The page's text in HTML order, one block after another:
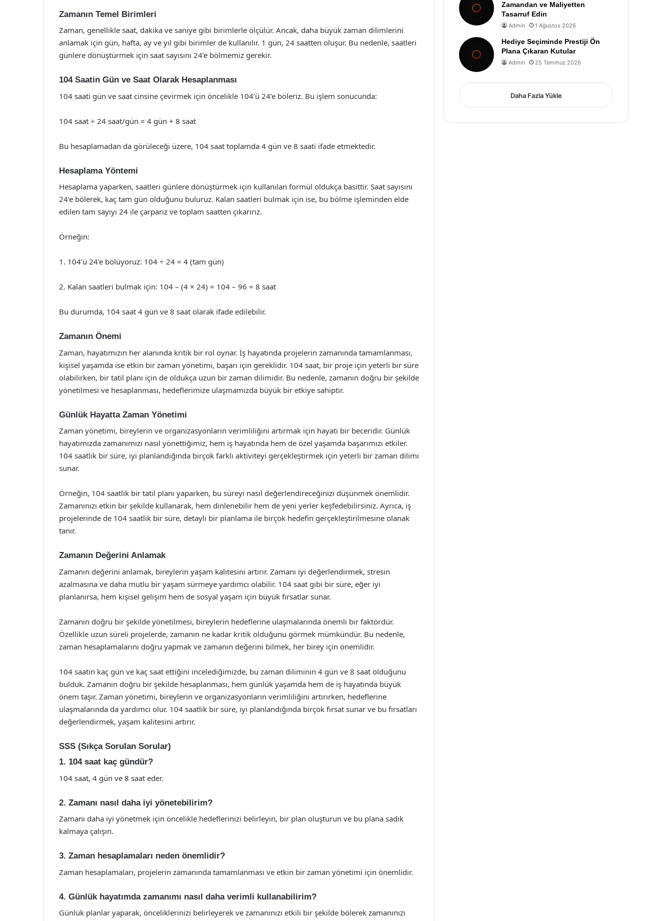
Zamanın Temel Birimleri
Zaman, genellikle saat, dakika ve saniye gibi birimlerle ölçülür. Ancak, daha büyük zaman dilimlerini
anlamak için gün, hafta, ay ve yıl gibi birimler de kullanılır. 1 gün, 24 saatten oluşur. Bu nedenle, saatleri
günlere dönüştürmek için saat sayısını 24’e bölmemiz gerekir.
104 Saatin Gün ve Saat Olarak Hesaplanması
104 saati gün ve saat cinsine çevirmek için öncelikle 104’ü 24’e böleriz. Bu işlem sonucunda:
104 saat ÷ 24 saat/gün = 4 gün + 8 saat
Bu hesaplamadan da görüleceği üzere, 104 saat toplamda 4 gün ve 8 saati ifade etmektedir.
Hesaplama Yöntemi
Hesaplama yaparken, saatleri günlere dönüştürmek için kullanılan formül oldukça basittir. Saat sayısını
24’e bölerek, kaç tam gün olduğunu buluruz. Kalan saatleri bulmak için ise, bu bölme işleminden elde
edilen tam sayıyı 24 ile çarparız ve toplam saatten çıkarırız.
Örneğin:
1. 104’ü 24’e bölüyoruz: 104 ÷ 24 = 4 (tam gün)
2. Kalan saatleri bulmak için: 104 – (4 × 24) = 104 – 96 = 8 saat
Bu durumda, 104 saat 4 gün ve 8 saat olarak ifade edilebilir.
Zamanın Önemi
Zaman, hayatımızın her alanında kritik bir rol oynar. İş hayatında projelerin zamanında tamamlanması,
kişisel yaşamda ise etkin bir zaman yönetimi, başarı için gereklidir. 104 saat, bir proje için yeterli bir süre
olabilirken, bir tatil planı için de oldukça uzun bir zaman dilimidir. Bu nedenle, zamanın doğru bir şekilde
yönetilmesi ve hesaplanması, hedeflerimize ulaşmamızda büyük bir etkiye sahiptir.
Günlük Hayatta Zaman Yönetimi
Zaman yönetimi, bireylerin ve organizasyonların verimliliğini artırmak için hayati bir beceridir. Günlük
hayatımızda zamanımızı nasıl yönettiğimiz, hem iş hayatında hem de özel yaşamda başarımızı etkiler.
104 saatlik bir süre, iyi planlandığında birçok farklı aktiviteyi gerçekleştirmek için yeterli bir zaman dilimi
sunar.
Örneğin, 104 saatlik bir tatil planı yaparken, bu süreyi nasıl değerlendireceğinizi düşünmek önemlidir.
Zamanınızı etkin bir şekilde kullanarak, hem dinlenebilir hem de yeni yerler keşfedebilirsiniz. Ayrıca, iş
projelerinde de 104 saatlik bir süre, detaylı bir planlama ile birçok hedefin gerçekleştirilmesine olanak
tanır.
Zamanın Değerini Anlamak
Zamanın değerini anlamak, bireylerin yaşam kalitesini artırır. Zamanı iyi değerlendirmek, stresin
azalmasına ve daha mutlu bir yaşam sürmeye yardımcı olabilir. 104 saat gibi bir süre, eğer iyi
planlanırsa, hem kişisel gelişim hem de sosyal yaşam için büyük fırsatlar sunar.
Zamanın doğru bir şekilde yönetilmesi, bireylerin hedeflerine ulaşmalarında önemli bir faktördür.
Özellikle uzun süreli projelerde, zamanın ne kadar kritik olduğunu görmek mümkündür. Bu nedenle,
zaman hesaplamalarını doğru yapmak ve zamanın değerini bilmek, her birey için önemlidir.
104 saatin kaç gün ve kaç saat ettiğini incelediğimizde, bu zaman diliminin 4 gün ve 8 saat olduğunu
bulduk. Zamanın doğru bir şekilde hesaplanması, hem günlük yaşamda hem de iş hayatında büyük
önem taşır. Zaman yönetimi, bireylerin ve organizasyonların verimliliğini artırırken, hedeflerine
ulaşmalarında da yardımcı olur. 104 saatlik bir süre, iyi planlandığında birçok fırsat sunar ve bu fırsatları
değerlendirmek, yaşam kalitesini artırır.
SSS (Sıkça Sorulan Sorular)
1. 104 saat kaç gündür?
104 saat, 4 gün ve 8 saat eder.
2. Zamanı nasıl daha iyi yönetebilirim?
Zamanı daha iyi yönetmek için öncelikle hedeflerinizi belirleyin, bir plan oluşturun ve bu plana sadık
kalmaya çalışın.
3. Zaman hesaplamaları neden önemlidir?
Zaman hesaplamaları, projelerin zamanında tamamlanması ve etkin bir zaman yönetimi için önemlidir.
4. Günlük hayatımda zamanımı nasıl daha verimli kullanabilirim?
Günlük planlar yaparak, önceliklerinizi belirleyerek ve zamanınızı etkili bir şekilde bölerek zamanınızı
Zamandan ve Maliyetten
Tasarruf Edin
Admin 1 Ağustos 2026
Hediye Seçiminde Prestiji Ön
Plana Çıkaran Kutular
Admin 25 Temmuz 2026
Daha Fazla Yükle